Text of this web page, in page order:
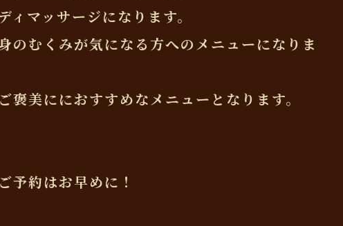
マッサージになります。
のむくみが気になる方へのメニューになりま
美ににおすすめなメニューとなります。
予約はお早めに！